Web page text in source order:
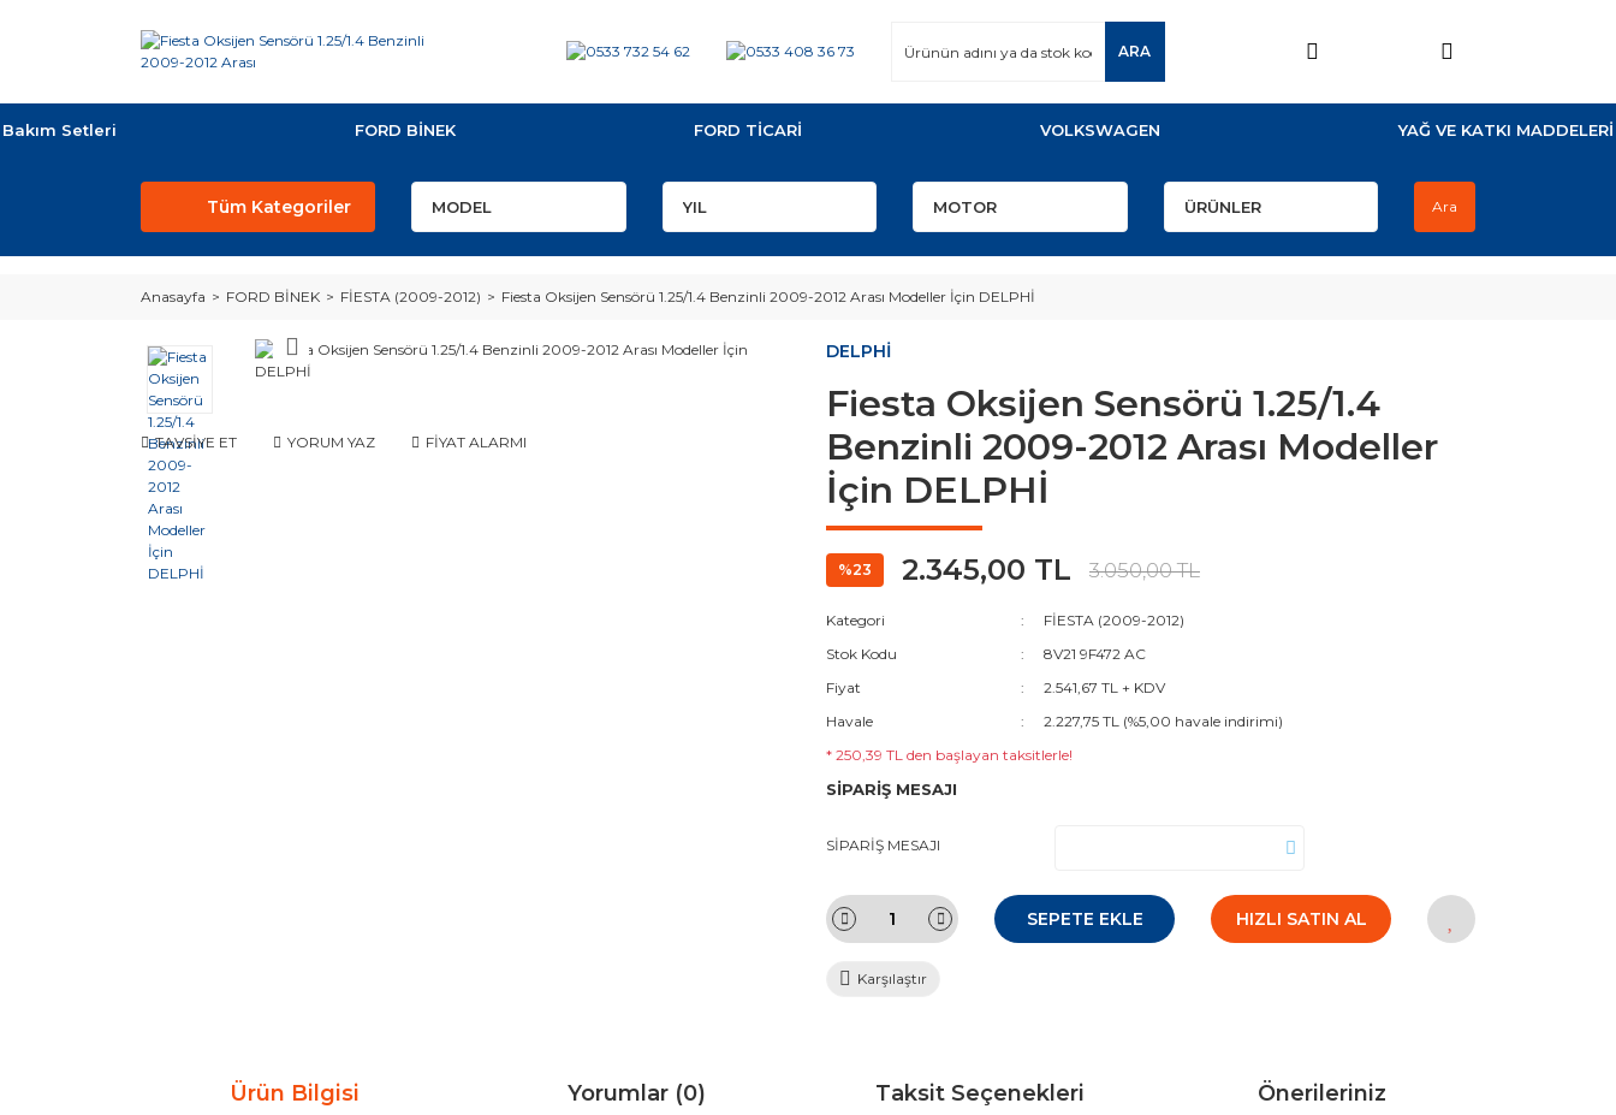
ARA
Bakım Setleri FORD BİNEK FORD TİCARİ VOLKSWAGEN YAĞ VE KATKI MADDELERİ
Tüm Kategoriler Ara
Anasayfa FORD BİNEK FİESTA (2009-2012) Fiesta Oksijen Sensörü 1.25/1.4 Benzinli 2009-2012 Arası Modeller İçin DELPHİ
TAVSİYE ET YORUM YAZ FİYAT ALARMI
DELPHİ
Fiesta Oksijen Sensörü 1.25/1.4
Benzinli 2009-2012 Arası Modeller
İçin DELPHİ
%23 2.345,00 TL 3.050,00 TL
Kategori
FİESTA (2009-2012)
Stok Kodu
8V21 9F472 AC
Fiyat
2.541,67 TL + KDV
Havale
2.227,75 TL (%5,00 havale indirimi)
* 250,39 TL den başlayan taksitlerle!
SİPARİŞ MESAJI
SİPARİŞ MESAJI
SEPETE EKLE HIZLI SATIN AL
Karşılaştır
Ürün Bilgisi Yorumlar (0) Taksit Seçenekleri Önerileriniz